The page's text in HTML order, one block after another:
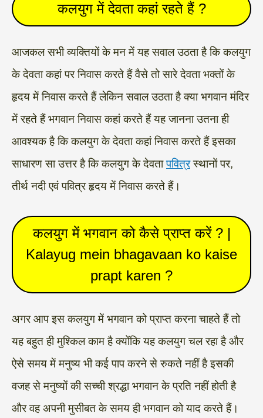
कलयुग में देवता कहां रहते हैं ?
आजकल सभी व्यक्तियों के मन में यह सवाल उठता है कि कलयुग
के देवता कहां पर निवास करते हैं वैसे तो सारे देवता भक्तों के
हृदय में निवास करते हैं लेकिन सवाल उठता है क्या भगवान मंदिर
में रहते हैं भगवान निवास कहां करते हैं यह जानना उतना ही
आवश्यक है कि कलयुग के देवता कहां निवास करते हैं इसका
साधारण सा उत्तर है कि कलयुग के देवतापवित्रस्थानों पर,
तीर्थ नदी एवं पवित्र हृदय में निवास करते हैं।
कलयुग में भगवान को कैसे प्राप्त करें ? |
Kalayug mein bhagavaan ko kaise
prapt karen ?
अगर आप इस कलयुग में भगवान को प्राप्त करना चाहते हैं तो
यह बहुत ही मुश्किल काम है क्योंकि यह कलयुग चल रहा है और
ऐसे समय में मनुष्य भी कई पाप करने से रुकते नहीं है इसकी
वजह से मनुष्यों की सच्ची श्रद्धा भगवान के प्रति नहीं होती है
और वह अपनी मुसीबत के समय ही भगवान को याद करते हैं।